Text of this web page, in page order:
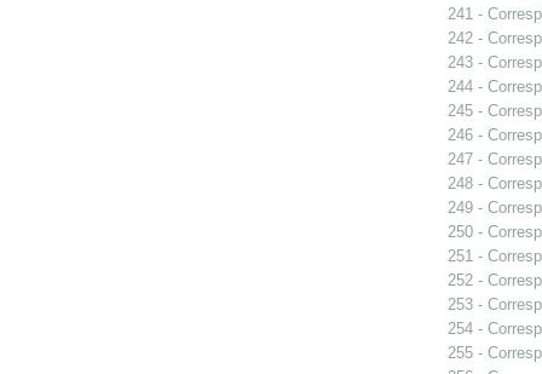
241 -
242 -
243 -
244 -
245 -
246 -
247 -
248 -
249 -
250 -
251 -
252 -
253 -
254 -
255 -